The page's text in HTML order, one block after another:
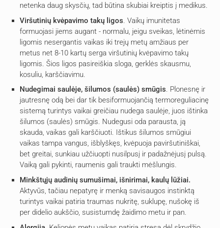
netenka daug skysčių, tad būtina skubiai kreiptis į medikus.
Viršutinių kvėpavimo takų ligos. Vaikų imunitetas
formuojasi jiems augant - normalu, jeigu sveikas, lėtinėmis
ligomis nesergantis vaikas iki trejų metų amžiaus per
metus net 8-10 kartų serga viršutinių kvėpavimo takų
ligomis. Šios ligos pasireiškia sloga, gerklės skausmu,
kosuliu, karščiavimu.
Nudegimai saulėje, šilumos (saulės) smūgis. Plonesnę ir
jautresnę odą bei dar tik besiformuojančią termoreguliacinę
sistemą turintys vaikai greičiau nudega saulėje, juos ištinka
šilumos (saulės) smūgis. Nudegusi oda parausta, ją
skauda, vaikas gali karščiuoti. Ištikus šilumos smūgiui
vaikas tampa vangus, išblyškęs, kvėpuoja paviršutiniškai,
bet greitai, sunkiau užčiuopti nusilpusį ir padažnėjusį pulsą.
Vaiką gali pykinti, raumenis gali traukti mėšlungis.
Minkštųjų audinių sumušimai, išnirimai, kaulų lūžiai.
Aktyvūs, tačiau nepatyrę ir menką savisaugos instinktą
turintys vaikai patiria traumas nukritę, suklupę, nušokę iš
per didelio aukščio, susistumdę žaidimo metu ir pan.